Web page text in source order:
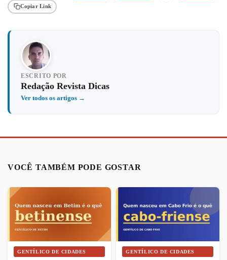
Copiar Link
ESCRITO POR
Redação Revista Dicas
Ver todos os artigos →
VOCÊ TAMBÉM PODE GOSTAR
GENTÍLICO DE CIDADES GENTÍLICO DE CIDADES